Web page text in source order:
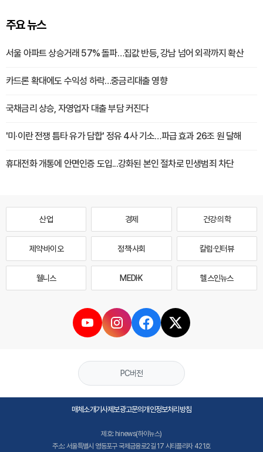
주요 뉴스
서울 아파트 상승거래 57% 돌파…집값 반등, 강남 넘어 외곽까지 확산
카드론 확대에도 수익성 하락…중금리대출 영향
국채금리 상승, 자영업자 대출 부담 커진다
'미·이란 전쟁 틈타 유가 담합' 정유 4사 기소…파급 효과 26조 원 달해
휴대전화 개통에 안면인증 도입...강화된 본인 절차로 민생범죄 차단
산업 경제 건강·의학
제약·바이오 정책·사회 칼럼·인터뷰
웰니스 MEDI·K 헬스인뉴스
PC버전
매체소개기사제보광고문의개인정보처리방침
제호: hinews(하이뉴스)
주소: 서울특별시 영등포구 국제금융로2길 17 시티플라자 421호